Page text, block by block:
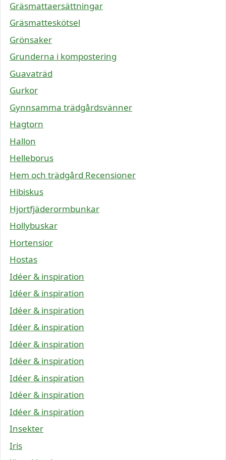
Gräsmattaersättningar
Gräsmatteskötsel
Grönsaker
Grunderna i kompostering
Guavaträd
Gurkor
Gynnsamma trädgårdsvänner
Hagtorn
Hallon
Helleborus
Hem och trädgård Recensioner
Hibiskus
Hjortfjäderormbunkar
Hollybuskar
Hortensior
Hostas
Idéer & inspiration
Idéer & inspiration
Idéer & inspiration
Idéer & inspiration
Idéer & inspiration
Idéer & inspiration
Idéer & inspiration
Idéer & inspiration
Idéer & inspiration
Insekter
Iris